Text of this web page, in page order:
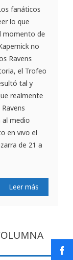
fanáticos
lo que
momento de
no
Ravens
el Trofeo
tal y
realmente
medio
en vivo el
de 21 a
Leer más